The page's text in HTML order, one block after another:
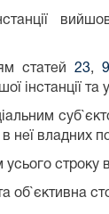
статей 23,
інстанції та
неї владних
строку
об`єктивна